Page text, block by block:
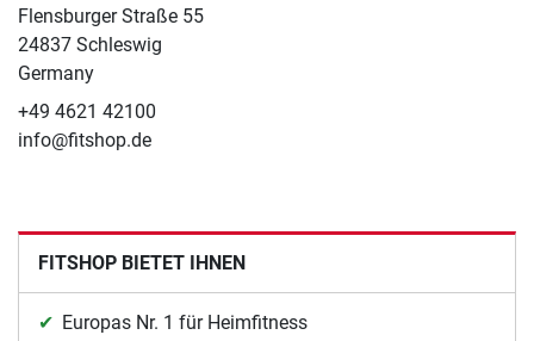
Flensburger Straße 55
24837 Schleswig
Germany
+49 4621 42100
info@fitshop.de
FITSHOP BIETET IHNEN
Europas Nr. 1 für Heimfitness